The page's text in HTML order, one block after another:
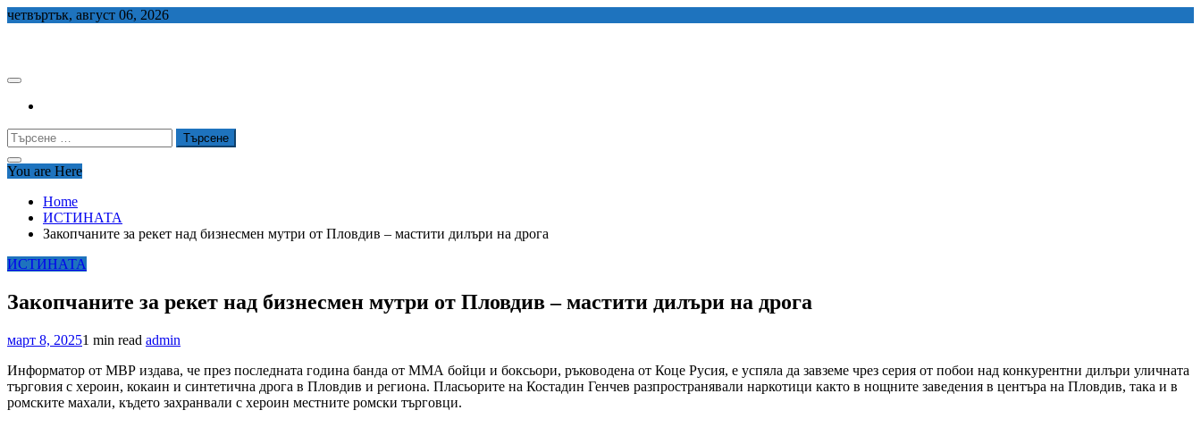
Skip
четвъртък, август 06, 2026
Търсене
за:
You are Here
Home
ИСТИНАТА
Закопчаните за рекет над бизнесмен мутри от Пловдив – мастити дилъри на дрога
ИСТИНАТА
Закопчаните за рекет над бизнесмен мутри от Пловдив – мастити дилъри на дрога
март 8, 20251 min read admin
Информатор от МВР издава, че през последната година банда от ММА бойци и боксьори, ръководена от Коце Русия, е успяла да завземе чрез серия от побои над конкурентни дилъри уличната
търговия с хероин, кокаин и синтетична дрога в Пловдив и региона. Пласьорите на Костадин Генчев разпространявали наркотици както в нощните заведения в центъра на Пловдив, така и в
ромските махали, където захранвали с хероин местните ромски търговци.